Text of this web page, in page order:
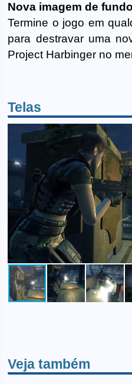
Nova imagem de
Termine o jogo em
para destravar uma
Project Harbinger no
Telas
Veja também